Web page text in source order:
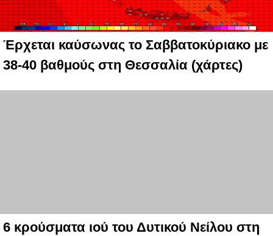
Έρχεται καύσωνας το Σαββατοκύριακο με
38-40 βαθμούς στη Θεσσαλία (χάρτες)
6 κρούσματα ιού του Δυτικού Νείλου στη